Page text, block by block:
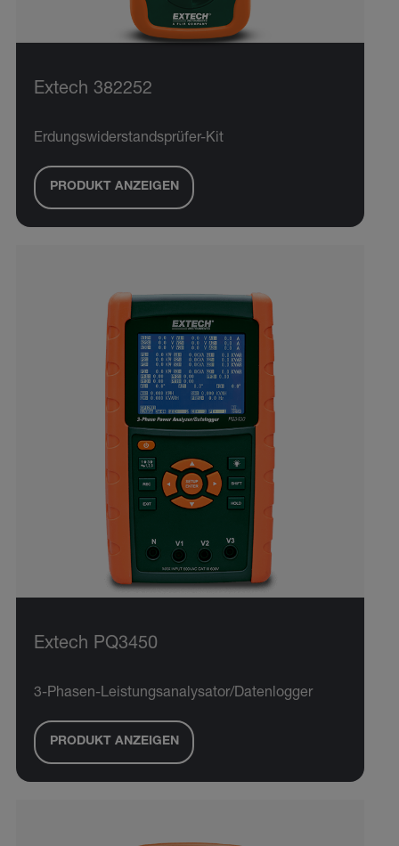
Extech 382252
Erdungswiderstandsprüfer-Kit
PRODUKT ANZEIGEN
Extech PQ3450
3-Phasen-Leistungsanalysator/Datenlogger
PRODUKT ANZEIGEN